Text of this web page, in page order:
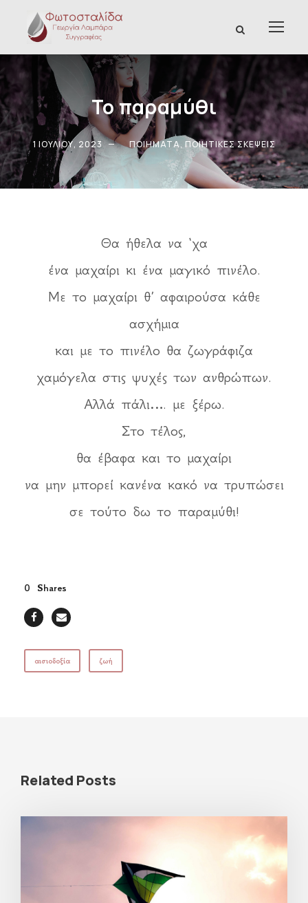
Το παραμύθι
1 ΙΟΥΛΊΟΥ, 2023 ΠΟΙΉΜΑΤΑ, ΠΟΙΗΤΙΚΈΣ ΣΚΈΨΕΙΣ
Θα ήθελα να ‘χα
ένα μαχαίρι κι ένα μαγικό πινέλο.
Με το μαχαίρι θ’ αφαιρούσα κάθε
ασχήμια
και με το πινέλο θα ζωγράφιζα
χαμόγελα στις ψυχές των ανθρώπων.
Αλλά πάλι…. με ξέρω.
Στο τέλος,
θα έβαφα και το μαχαίρι
να μην μπορεί κανένα κακό να τρυπώσει
σε τούτο δω το παραμύθι!
0 Shares
αισιοδοξία ζωή
Related Posts